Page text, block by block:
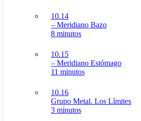
10.14
– Meridiano Bazo
8 minutos
10.15
– Meridiano Estómago
11 minutos
10.16
Grupo Metal. Los Límites
3 minutos